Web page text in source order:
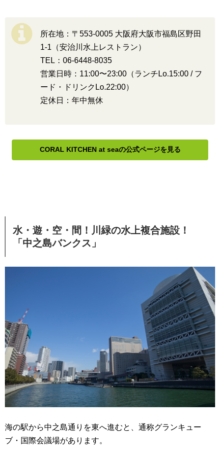
所在地：〒553-0005 大阪府大阪市福島区野田
1-1（安治川水上レストラン）
TEL：06-6448-8035
営業日時：11:00〜23:00（ランチLo.15:00 / フ
ード・ドリンクLo.22:00）
定休日：年中無休
CORAL KITCHEN at seaの公式ページを見る
水・遊・空・間！川緑の水上複合施設！
「中之島バンクス」
海の駅から中之島通りを東へ進むと、通称グランキュー
ブ・国際会議場があります。